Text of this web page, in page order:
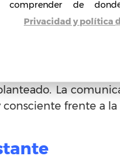
en el camino,de
pues de una
La
frente a
comprender de
Privacidad y política